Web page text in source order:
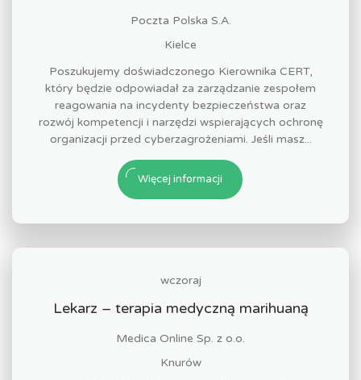
Poczta Polska S.A.
Kielce
Poszukujemy doświadczonego Kierownika CERT,
który będzie odpowiadał za zarządzanie zespołem
reagowania na incydenty bezpieczeństwa oraz
rozwój kompetencji i narzędzi wspierających ochronę
organizacji przed cyberzagrożeniami. Jeśli masz...
Więcej informacji
wczoraj
Lekarz – terapia medyczną marihuaną
Medica Online Sp. z o.o.
Knurów